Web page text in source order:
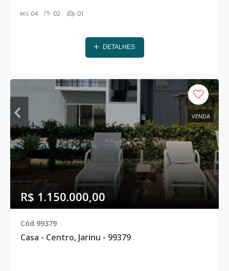
04 02 01
DETALHES
VENDA
R$ 1.150.000,00
Cód 99379
Casa - Centro, Jarinu - 99379